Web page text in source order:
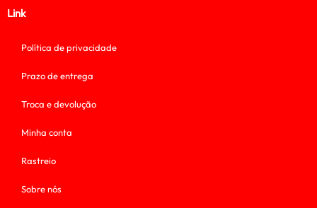
Link
Política de privacidade
Prazo de entrega
Troca e devolução
Minha conta
Rastreio
Sobre nós